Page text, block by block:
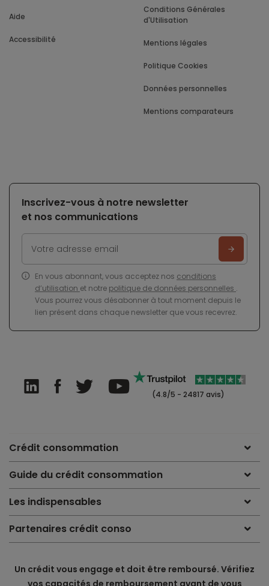
Aide
Accessibilité
Conditions Générales
d'Utilisation
Mentions légales
Politique Cookies
Données personnelles
Mentions comparateurs
Inscrivez-vous à notre newsletter
et nos communications
En vous abonnant, vous acceptez nos conditions
d’utilisation et notre politique de données personnelles .
Vous pourrez vous désabonner à tout moment depuis le
lien présent dans chaque newsletter que vous recevrez.
(4.8/5 - 24817 avis)
Crédit consommation
Guide du crédit consommation
Les indispensables
Partenaires crédit conso
Un crédit vous engage et doit être remboursé. Vérifiez